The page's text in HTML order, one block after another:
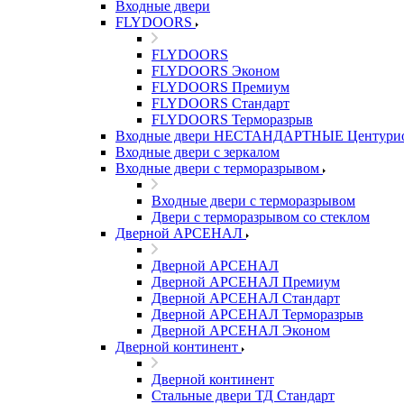
Входные двери
FLYDOORS
FLYDOORS
FLYDOORS Эконом
FLYDOORS Премиум
FLYDOORS Стандарт
FLYDOORS Терморазрыв
Входные двери НЕСТАНДАРТНЫЕ
Входные двери с зеркалом
Входные двери с терморазрывом
Входные двери с терморазрывом
Двери с терморазрывом со стеклом
Дверной АРСЕНАЛ
Дверной АРСЕНАЛ
Дверной АРСЕНАЛ Премиум
Дверной АРСЕНАЛ Стандарт
Дверной АРСЕНАЛ Терморазрыв
Дверной АРСЕНАЛ Эконом
Дверной континент
Дверной континент
Стальные двери ТД Стандарт